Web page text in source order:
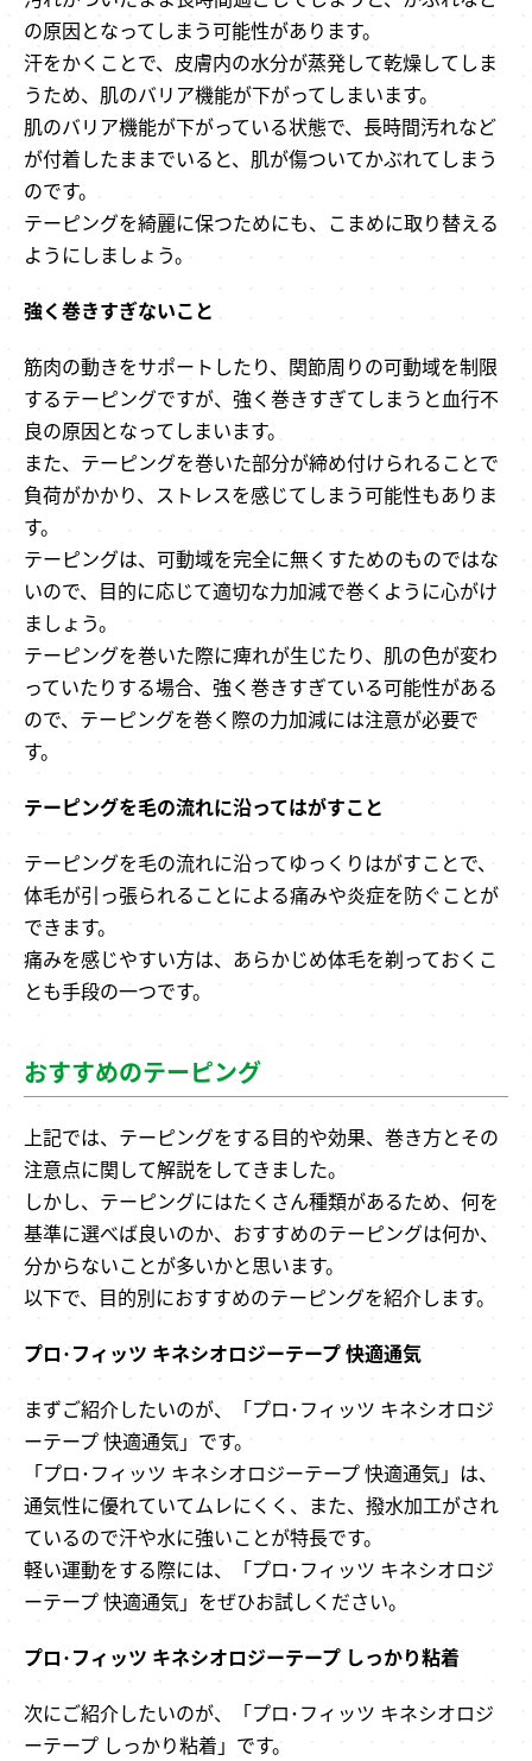
の原因となってしまう可能性があります。
汗をかくことで、皮膚内の水分が蒸発して乾燥してしま
うため、肌のバリア機能が下がってしまいます。
肌のバリア機能が下がっている状態で、長時間汚れなど
が付着したままでいると、肌が傷ついてかぶれてしまう
のです。
テーピングを綺麗に保つためにも、こまめに取り替える
ようにしましょう。
強く巻きすぎないこと
筋肉の動きをサポートしたり、関節周りの可動域を制限
するテーピングですが、強く巻きすぎてしまうと血行不
良の原因となってしまいます。
また、テーピングを巻いた部分が締め付けられることで
負荷がかかり、ストレスを感じてしまう可能性もありま
す。
テーピングは、可動域を完全に無くすためのものではな
いので、目的に応じて適切な力加減で巻くように心がけ
ましょう。
テーピングを巻いた際に痺れが生じたり、肌の色が変わ
っていたりする場合、強く巻きすぎている可能性がある
ので、テーピングを巻く際の力加減には注意が必要で
す。
テーピングを毛の流れに沿ってはがすこと
テーピングを毛の流れに沿ってゆっくりはがすことで、
体毛が引っ張られることによる痛みや炎症を防ぐことが
できます。
痛みを感じやすい方は、あらかじめ体毛を剃っておくこ
とも手段の一つです。
おすすめのテーピング
上記では、テーピングをする目的や効果、巻き方とその
注意点に関して解説をしてきました。
しかし、テーピングにはたくさん種類があるため、何を
基準に選べば良いのか、おすすめのテーピングは何か、
分からないことが多いかと思います。
以下で、目的別におすすめのテーピングを紹介します。
プロ･フィッツ キネシオロジーテープ 快適通気
まずご紹介したいのが、「プロ･フィッツ キネシオロジ
ーテープ 快適通気」です。
「プロ･フィッツ キネシオロジーテープ 快適通気」は、
通気性に優れていてムレにくく、また、撥水加工がされ
ているので汗や水に強いことが特長です。
軽い運動をする際には、「プロ･フィッツ キネシオロジ
ーテープ 快適通気」をぜひお試しください。
プロ･フィッツ キネシオロジーテープ しっかり粘着
次にご紹介したいのが、「プロ･フィッツ キネシオロジ
ーテープ しっかり粘着」です。